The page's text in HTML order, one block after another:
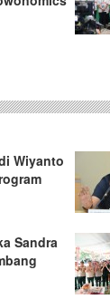
Wiyanto
Sandra